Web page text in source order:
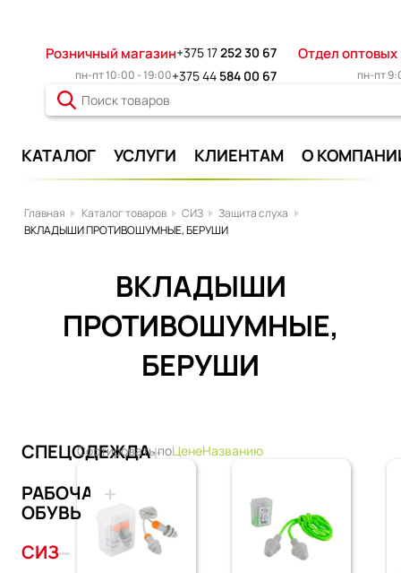
Розничный магазин+375 17252 30 67 Отдел
пн-пт 10:00 - 19:00+375 44 584 00 67 пн-пт
КАТАЛОГ УСЛУГИ КЛИЕНТАМ О
Главная Каталог товаров СИЗ
Защита слуха
ВКЛАДЫШИ ПРОТИВОШУМНЫЕ, БЕРУШИ
ВКЛАДЫШИ
ПРОТИВОШУМНЫЕ,
БЕРУШИ
СПЕЦОДЕЖДА
РАБОЧАЯ
ОБУВЬ
СИЗ
Сортировать поЦенеНазванию